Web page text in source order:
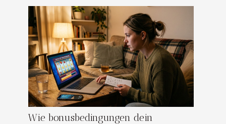
Wie bonusbedingungen dein